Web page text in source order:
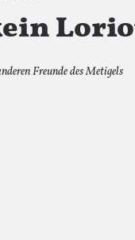
Freunde des Metigels